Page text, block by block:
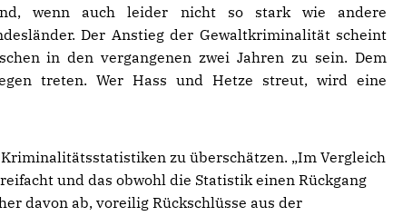
wenn auch leider nicht so stark wie andere
Der Anstieg der Gewaltkriminalität scheint
in den vergangenen zwei Jahren zu sein. Dem
treten. Wer Hass und Hetze streut, wird eine
zu überschätzen. „Im Vergleich
und das obwohl die Statistik einen Rückgang
davon ab, voreilig Rückschlüsse aus der